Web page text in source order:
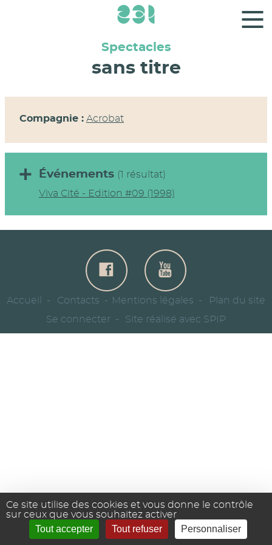
Panneau de gestion des cookies
Ce site utilise des cookies et vous donne le contrôle
sur ceux que vous souhaitez activer
Tout accepter Tout refuser Personnaliser
Spectacles
sans titre
Compagnie : Acrobat
Événements (1 résultat)
Viva Cité - Edition #09 (1998)
Accueil Contacts Mentions légales
Plan du site
Se connecter
Site réalisé avec SPIP